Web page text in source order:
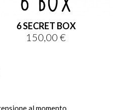
6 SECRET BOX
Prezzo
150,00 €
al momento